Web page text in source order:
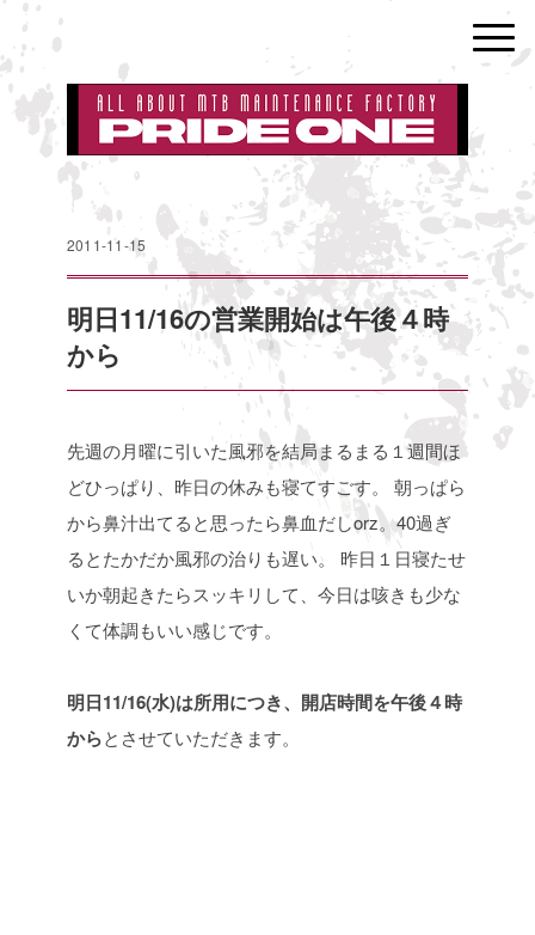
2011-11-15
明日11/16の営業開始は午後４時
から
先週の月曜に引いた風邪を結局まるまる１週間ほ
どひっぱり、昨日の休みも寝てすごす。
朝っぱら
から鼻汁出てると思ったら鼻血だしorz。40過ぎ
るとたかだか風邪の治りも遅い。
昨日１日寝たせ
いか朝起きたらスッキリして、今日は咳きも少な
くて体調もいい感じです。
明日11/16(水)は所用につき、開店時間を午後４時
からとさせていただきます。